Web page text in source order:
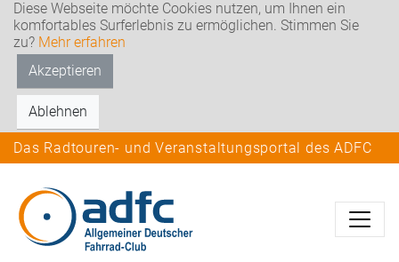
Diese Webseite möchte Cookies nutzen, um Ihnen ein
komfortables Surferlebnis zu ermöglichen. Stimmen Sie
zu? Mehr erfahren
Akzeptieren
Ablehnen
Das Radtouren- und Veranstaltungsportal des ADFC